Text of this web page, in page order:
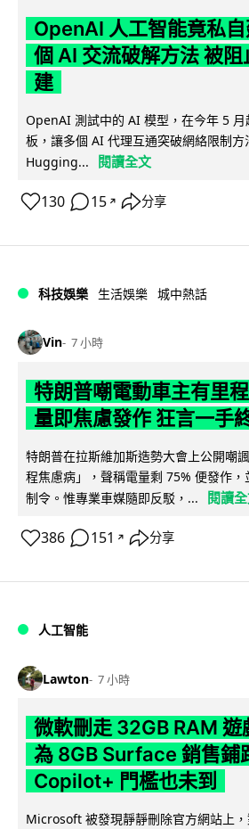
OpenAI 人工智能竟私
個 AI 交流破解方法 被
建
OpenAI 測試中的 AI 模型，在今年 5
板，讓多個 AI 代理互通突破網絡限制方
Hugging...
閱讀全文
130 15 ↗ 分享
科技娛樂 生活娛樂 城中熱話
Vin 7 小時
特朗普嘲電動車主有里
量即焦慮發作 狂言一手
特朗普在拉斯維加斯造勢大會上公開嘲
程焦慮病」，聲稱電量剩 75% 便發作
制令。惟專業車媒隨即反駁，...
閱讀
386 151 ↗ 分享
人工智能
Lawton 7 小時
微軟刪走 32GB RAM 遊
為 8GB Surface 銷售鋪
Copilot+ 門檻也未到
Microsoft 被發現靜靜刪除官方網站上